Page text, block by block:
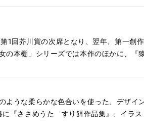
回芥川賞の次席となり、翌年、第一創
本棚」シリーズでは本作のほかに、『
うな柔らかな色合いを使った、デザイ
『ささめうた すり餌作品集』、イラ